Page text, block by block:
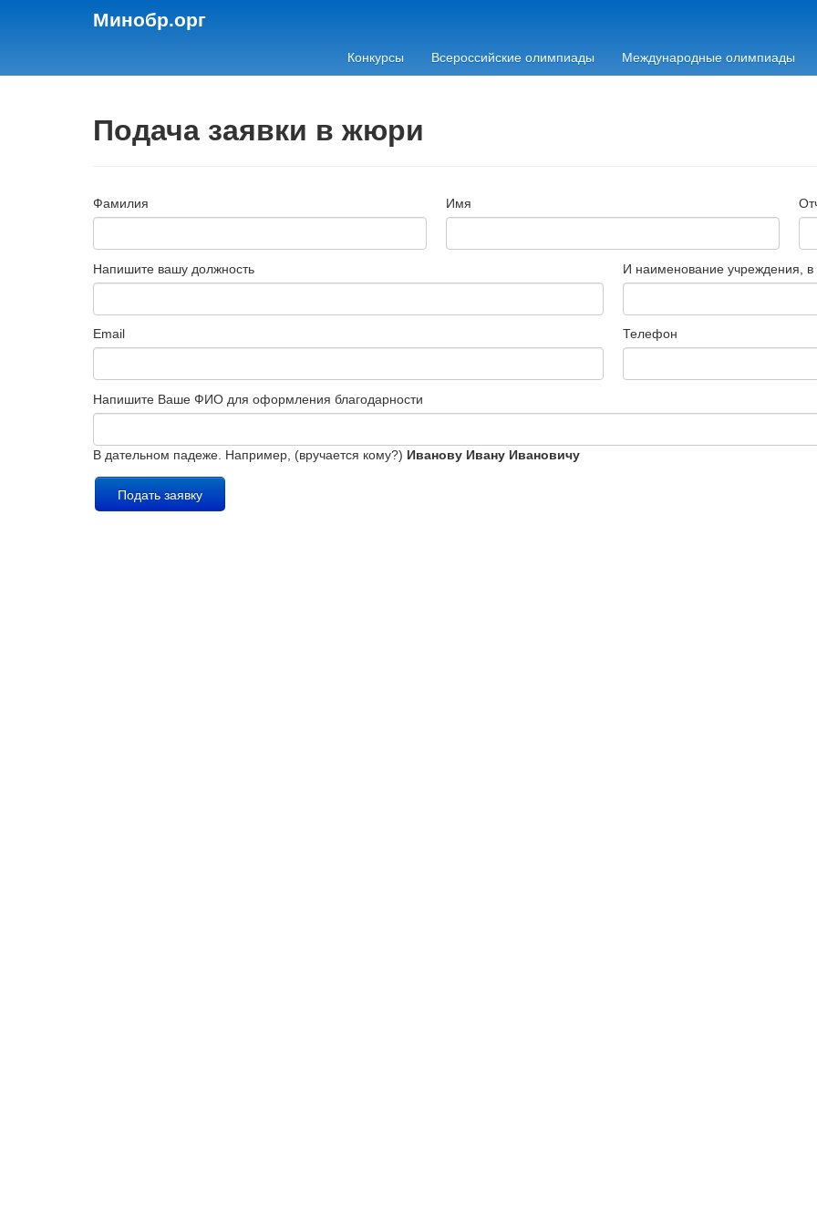
Минобр.орг
Конкурсы Всероссийские олимпиады Международные олимпиады
Подача заявки в жюри
Фамилия Имя
Напишите вашу должность И наименование учреждения,
Email Телефон
Напишите Ваше ФИО для оформления благодарности
В дательном падеже. Например, (вручается кому?) Иванову Ивану Ивановичу
Подать заявку